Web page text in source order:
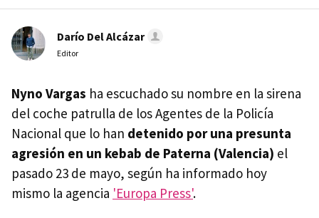
Darío Del Alcázar
Editor
Nyno Vargas ha escuchado su nombre en la sirena
del coche patrulla de los Agentes de la Policía
Nacional que lo han detenido por una presunta
agresión en un kebab de Paterna (Valencia) el
pasado 23 de mayo, según ha informado hoy
mismo la agencia 'Europa Press'.